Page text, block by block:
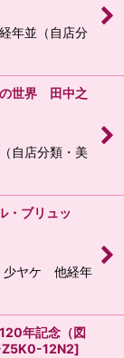
年並（自店分
世界 田中之
自店分類・美
ブリュッ
少ヤケ 他経年
年記念（図
12N2]